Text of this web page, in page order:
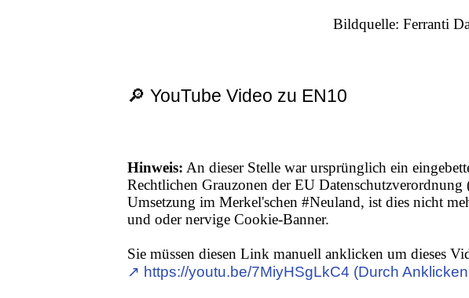
Bildquelle: Ferranti
🔎 YouTube Video zu EN10
Hinweis: An dieser Stelle war ursprünglich ein
Rechtlichen Grauzonen der EU
Umsetzung im Merkel'schen #Neuland, ist dies nicht
und oder nervige Cookie-Banner.
Sie müssen diesen Link manuell anklicken um dieses
↗︎ https://youtu.be/7MiyHSgLkC4 (Durch